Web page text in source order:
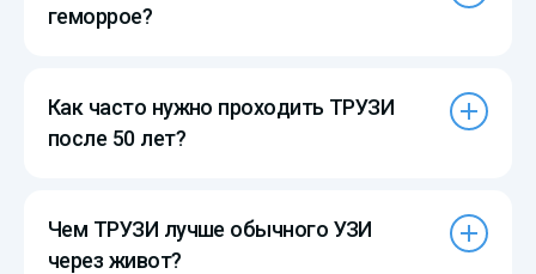
геморрое?
Как часто нужно проходить ТРУЗИ
после 50 лет?
Чем ТРУЗИ лучше обычного УЗИ
через живот?